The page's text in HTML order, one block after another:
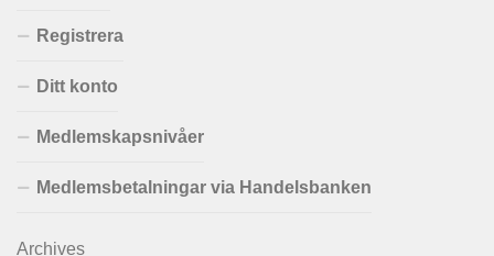
Registrera
Ditt konto
Medlemskapsnivåer
Medlemsbetalningar via Handelsbanken
Archives